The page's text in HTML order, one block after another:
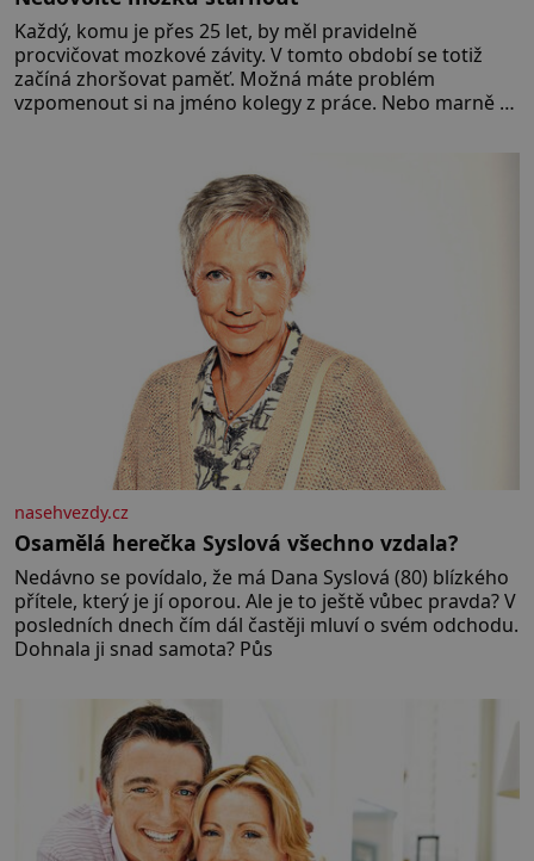
Každý, komu je přes 25 let, by měl pravidelně
procvičovat mozkové závity. V tomto období se totiž
začíná zhoršovat paměť. Možná máte problém
vzpomenout si na jméno kolegy z práce. Nebo marně v
rozhodla stávkovat. Cvičte
nasehvezdy.cz
Osamělá herečka Syslová všechno vzdala?
Nedávno se povídalo, že má Dana Syslová (80) blízkého
přítele, který je jí oporou. Ale je to ještě vůbec pravda? V
posledních dnech čím dál častěji mluví o svém odchodu.
Dohnala ji snad samota? Půs